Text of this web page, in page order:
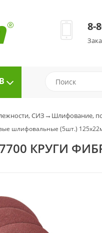
8-
СИЗ→ Шлифование,
шлифовальные (5шт.)
КРУГИ